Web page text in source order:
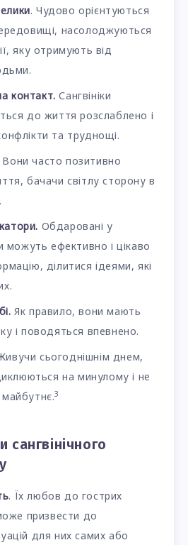
. Чудово орієнтуються
насолоджуються
яку отримують від
контакт.Сангвініки
до життя розслаблено і
та труднощі.
Вони часто позитивно
бачачи світлу сторону в
Обдаровані у
можуть ефективно і цікаво
ділитися ідеями, які
Як правило, вони мають
і поводяться впевнено.
сьогоднішнім днем,
на минулому і не
3
сангвінічного
. Їх любов до гострих
призвести до
для них самих або